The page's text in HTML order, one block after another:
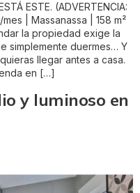
ESTE. (ADVERTENCIA:
mes | Massanassa | 158 m²
la propiedad exige la
simplemente duermes… Y
llegar antes a casa.
en […]
y luminoso en